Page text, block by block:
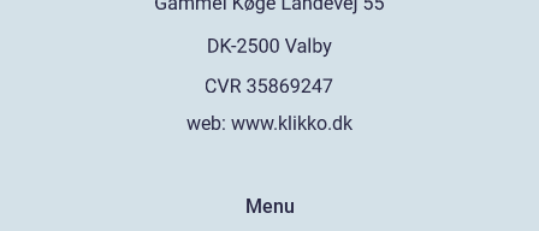
web: www.klikko.dk
Menu